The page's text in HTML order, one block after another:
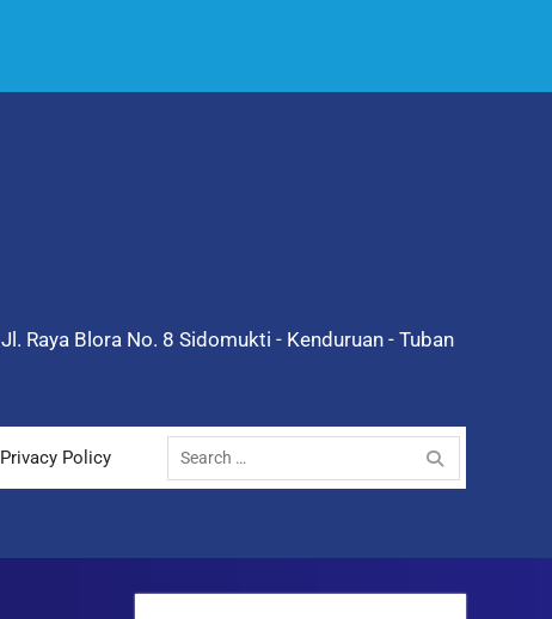
Jl. Raya Blora No. 8 Sidomukti - Kenduruan - Tuban
Privacy Policy
Search
for: